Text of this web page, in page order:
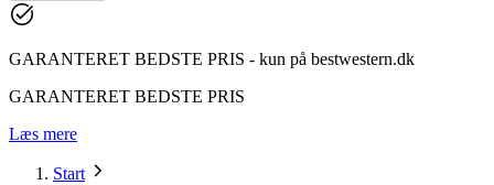
GARANTERET BEDSTE PRIS - kun på bestwestern.dk
GARANTERET BEDSTE PRIS
Læs mere
Start